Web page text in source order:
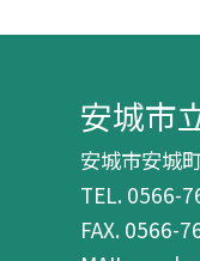
安城市
安城市安城
TEL. 0566-
FAX. 0566-